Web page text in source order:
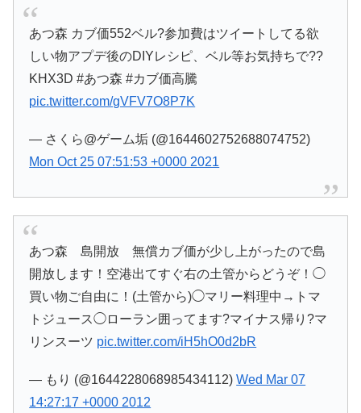
あつ森 カブ価552ベル?参加費はツイートしてる欲
しい物アプデ後のDIYレシピ、ベル等お気持ちで??
KHX3D #あつ森 #カブ価高騰
pic.twitter.com/gVFV7O8P7K
— さくら@ゲーム垢 (@1644602752688074752)
Mon Oct 25 07:51:53 +0000 2021
あつ森 島開放 無償カブ価が少し上がったので島
開放します！空港出てすぐ右の土管からどうぞ！◯
買い物ご自由に！(土管から)◯マリー料理中→トマ
トジュース◯ローラン囲ってます?マイナス帰り?マ
リンスーツ pic.twitter.com/iH5hO0d2bR
— もり (@1644228068985434112)Wed Mar 07
14:27:17 +0000 2012